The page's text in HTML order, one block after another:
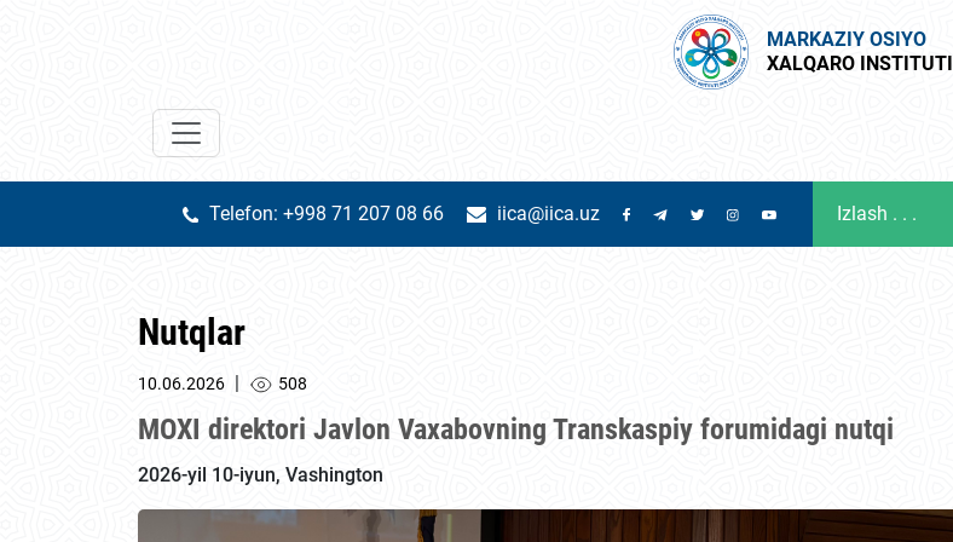
MARKAZIY OSIYO
XALQARO INSTITUTI
Telefon: +998 71 207 08 66 iica@iica.uz
Nutqlar
10.06.2026 | 508
MOXI direktori Javlon Vaxabovning Transkaspiy forumidagi nutqi
2026-yil 10-iyun, Vashington